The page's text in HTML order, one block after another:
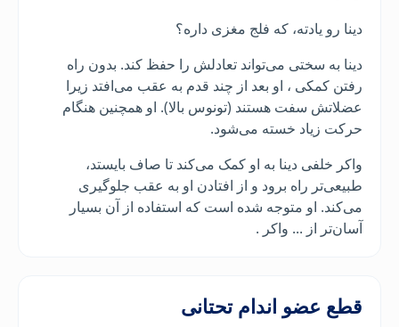
دینا رو یادته، که فلج مغزی داره؟
دینا به سختی می‌تواند تعادلش را حفظ کند. بدون راه
رفتن کمکی ، او بعد از چند قدم به عقب می‌افتد زیرا
عضلاتش سفت هستند (تونوس بالا). او همچنین هنگام
حرکت زیاد خسته می‌شود.
واکر خلفی دینا به او کمک می‌کند تا صاف بایستد،
طبیعی‌تر راه برود و از افتادن او به عقب جلوگیری
می‌کند. او متوجه شده است که استفاده از آن بسیار
آسان‌تر از ... واکر .
قطع عضو اندام تحتانی